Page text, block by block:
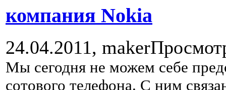
компания Nokia
24.04.2011, maker
Мы сегодня не можем себе
сотового телефона. С ним